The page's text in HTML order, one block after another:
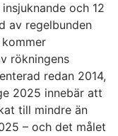
och 12
av regelbunden
rökningens
redan 2014,
2025 innebär att
till mindre än
– och det målet